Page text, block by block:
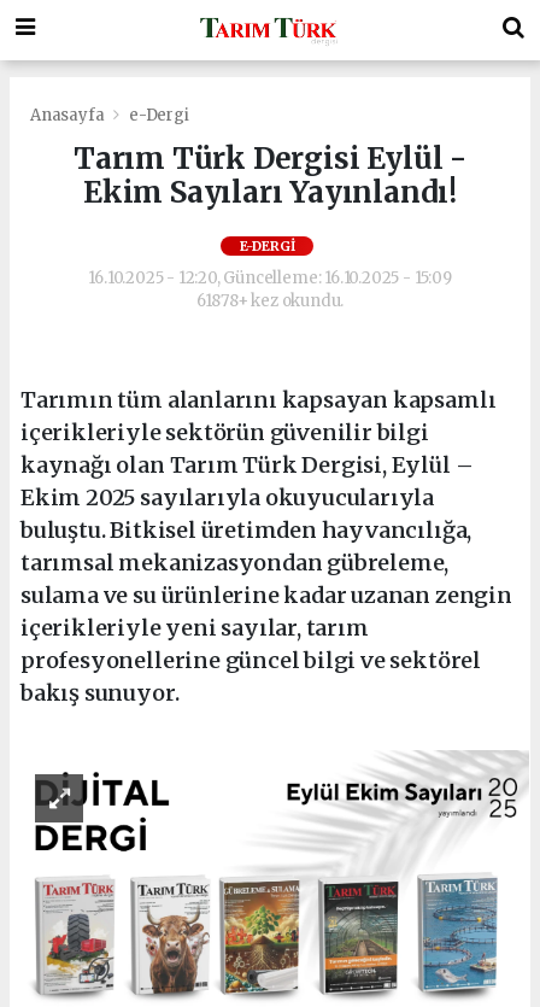
Anasayfa e-Dergi
Tarım Türk Dergisi Eylül -
Ekim Sayıları Yayınlandı!
E-DERGI
16.10.2025 - 12:20, Güncelleme: 16.10.2025 - 15:09
61878+ kez okundu.
Tarımın tüm alanlarını kapsayan kapsamlı
içerikleriyle sektörün güvenilir bilgi
kaynağı olan Tarım Türk Dergisi, Eylül –
Ekim 2025 sayılarıyla okuyucularıyla
buluştu. Bitkisel üretimden hayvancılığa,
tarımsal mekanizasyondan gübreleme,
sulama ve su ürünlerine kadar uzanan zengin
içerikleriyle yeni sayılar, tarım
profesyonellerine güncel bilgi ve sektörel
bakış sunuyor.